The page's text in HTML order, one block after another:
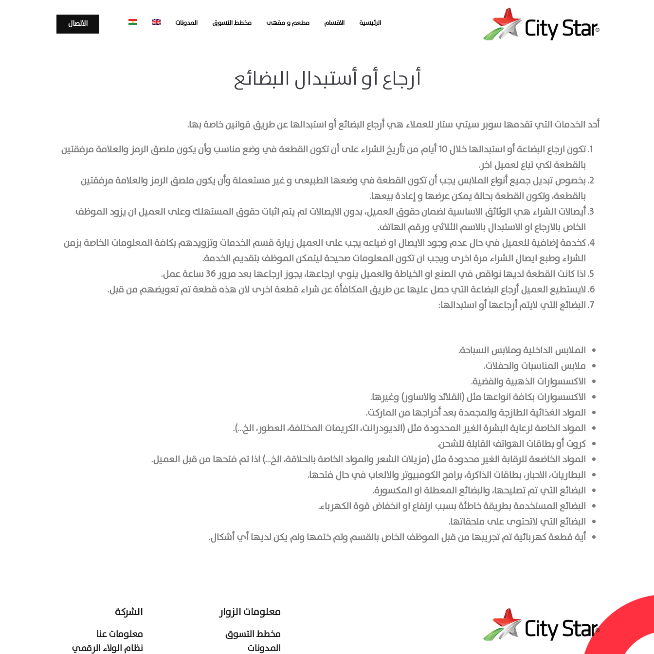
الرئيسية الاقسام مطعم و مقهى مخطط التسوق المدونات الاتصال
أرجاع أو أستبدال البضائع
أحد الخدمات التي تقدمها سوبر سيتي ستار للعملاء هي أرجاع البضائع أو استبدالها عن طريق قوانين خاصة بها.
تكون ارجاع البضاعة أو استبدالها خلال 10 أيام من تأريخ الشراء على أن تكون القطعة في وضع مناسب وأن يكون ملصق الرمز والعلامة مرفقتين
بالقطعة لكي تباع لعميل اخر.
بخصوص تبدیل جمیع أنواع الملابس یجب أن تكون القطعة في وضعها الطبيعى و غير مستعملة وأن يكون ملصق الرمز والعلامة مرفقتين
بالقطعة، وتكون القطعة بحالة يمكن عرضها و إعادة بيعها.
أيصالات الشراء هي الوثائق الاساسية لضمان حقوق العميل، بدون الايصالات لم يتم اثبات حقوق المستهلك وعلى العميل ان يزود الموظف
الخاص بالارجاع او الاستبدال بالاسم الثلاثي ورقم الهاتف.
كخدمة إضافية للعميل في حال عدم وجود الايصال او ضياعه يجب على العميل زيارة قسم الخدمات وتزويدهم بكافة المعلومات الخاصة بزمن
الشراء وطبع ايصال الشراء مرة اخرى ویجب ان تكون المعلومات صحيحة ليتمکن الموظف بتقديم الخدمة.
اذا كانت القطعة لديها نواقص في الصنع او الخياطة والعميل ينوي ارجاعها، يجوز ارجاعها بعد مرور 36 ساعة عمل.
لايستطيع العميل أرجاع البضاعة التي حصل عليها عن طريق المكافأة عن شراء قطعة اخرى لان هذه قطعة تم تعويضهم من قبل.
البضائع التي لايتم أرجاعها أو استبدالها:
الملابس الداخلية وملابس السباحة.
ملابس المناسبات والحفلات.
الاكسسوارات الذهبية والفضية.
الاكسسوارات بكافة انواعها مثل (القلائد والاساور) وغيرها.
المواد الغذائية الطازجة والمجمدة بعد أخراجها من الماركت.
المواد الخاصة لرعاية البشرة الغير المحدودة مثل (الديودرانت، الكريمات المختلفة، العطور، الخ…).
كروت أو بطاقات الهواتف القابلة للشحن.
المواد الخاضعة للرقابة الغير محدودة مثل (مزيلات الشعر والمواد الخاصة بالحلاقة، الخ…) اذا تم فتحها من قبل العميل.
البطاريات، الاحبار، بطاقات الذاكرة، برامج الكومبيوتر والالعاب في حال فتحها.
البضائع التي تم تصلیحها، والبضائع المعطلة او المكسورة.
البضائع المستخدمة بطريقة خاطئة بسبب ارتفاع او انخفاض قوة الكهرباء.
البضائع التي لاتحتوى على ملحقاتها.
أية قطعة كهربائية تم تجريبها من قبل الموظف الخاص بالقسم وتم ختمها ولم يكن لديها أي أشكال.
معلومات الزوار
مخطط التسوق
المدونات
الشركة
معلومات عنا
نظام الولاء الرقمي